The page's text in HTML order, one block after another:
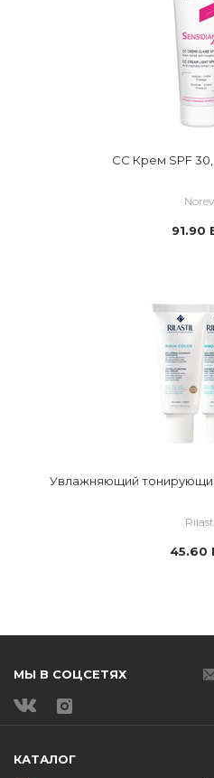
CC Крем SPF
91.90
Увлажняющий
45.60
МЫ В СОЦСЕТЯХ
КАТАЛОГ